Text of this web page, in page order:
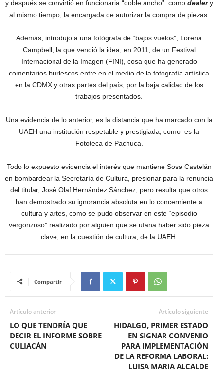
y después se convirtió en funcionaria “doble ancho”: como dealery
al mismo tiempo, la encargada de autorizar la compra de piezas.
Además, introdujo a una fotógrafa de “bajos vuelos”, Lorena
Campbell, la que vendió la idea, en 2011, de un Festival
Internacional de la Imagen (FINI), cosa que ha generado
comentarios burlescos entre en el medio de la fotografía artística
en la CDMX y otras partes del país, por la baja calidad de los
trabajos presentados.
Una evidencia de lo anterior, es la distancia que ha marcado con la
UAEH una institución respetable y prestigiada, como es la
Fototeca de Pachuca.
Todo lo expuesto evidencia el interés que mantiene Sosa Castelán
en bombardear la Secretaría de Cultura, presionar para la renuncia
del titular, José Olaf Hernández Sánchez, pero resulta que otros
han demostrado su ignorancia absoluta en lo concerniente a
cultura y artes, como se pudo observar en este “episodio
vergonzoso” realizado por alguien que se ufana haber sido pieza
clave, en la cuestión de cultura, de la UAEH.
Compartir
Artículo anterior
LO QUE TENDRÍA QUE
DECIR EL INFORME SOBRE
CULIACÁN
Artículo siguiente
HIDALGO, PRIMER ESTADO
EN SIGNAR CONVENIO
PARA IMPLEMENTACIÓN
DE LA REFORMA LABORAL:
LUISA MARIA ALCALDE